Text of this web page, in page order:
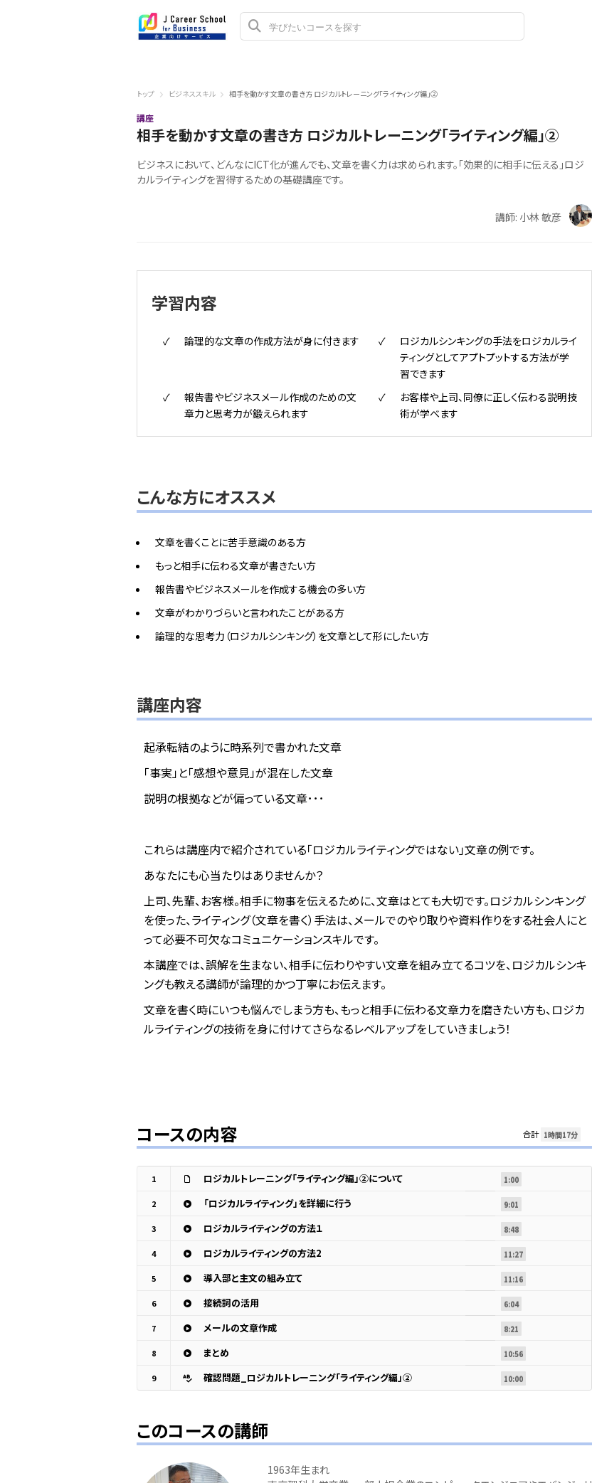
トップ ビジネススキル 相手を動かす文章の書き方 ロジカルトレーニング「ライティング編」②
講座
相手を動かす文章の書き方 ロジカルトレーニング「ライティング編」②
ビジネスにおいて、どんなにICT化が進んでも、文章を書く力は求められます。「効果的に相手に伝える」ロジ
カルライティングを習得するための基礎講座です。
講師: 小林 敏彦
学習内容
論理的な文章の作成方法が身に付きます
ロジカルシンキングの手法をロジカルライ
ティングとしてアプトプットする方法が学
習できます
報告書やビジネスメール作成のための文
章力と思考力が鍛えられます
お客様や上司、同僚に正しく伝わる説明技
術が学べます
こんな方にオススメ
文章を書くことに苦手意識のある方
もっと相手に伝わる文章が書きたい方
報告書やビジネスメールを作成する機会の多い方
文章がわかりづらいと言われたことがある方
論理的な思考力（ロジカルシンキング）を文章として形にしたい方
講座内容
起承転結のように時系列で書かれた文章
「事実」と「感想や意見」が混在した文章
説明の根拠などが偏っている文章･･･
これらは講座内で紹介されている「ロジカルライティングではない」文章の例です。
あなたにも心当たりはありませんか？
上司、先輩、お客様。相手に物事を伝えるために、文章はとても大切です。ロジカルシンキング
を使った、ライティング（文章を書く）手法は、メールでのやり取りや資料作りをする社会人にと
って必要不可欠なコミュニケーションスキルです。
本講座では、誤解を生まない、相手に伝わりやすい文章を組み立てるコツを、ロジカルシンキ
ングも教える講師が論理的かつ丁寧にお伝えます。
文章を書く時にいつも悩んでしまう方も、もっと相手に伝わる文章力を磨きたい方も、ロジカ
ルライティングの技術を身に付けてさらなるレベルアップをしていきましょう！
コースの内容 合計 1時間17分
1 ロジカルトレーニング「ライティング編」②について 1:00
2 「ロジカルライティング」を詳細に行う 9:01
3 ロジカルライティングの方法１ 8:48
4 ロジカルライティングの方法2 11:27
5 導入部と主文の組み立て 11:16
6 接続詞の活用 6:04
7 メールの文章作成 8:21
8 まとめ 10:56
9 確認問題_ロジカルトレーニング「ライティング編」② 10:00
このコースの講師
1963年生まれ